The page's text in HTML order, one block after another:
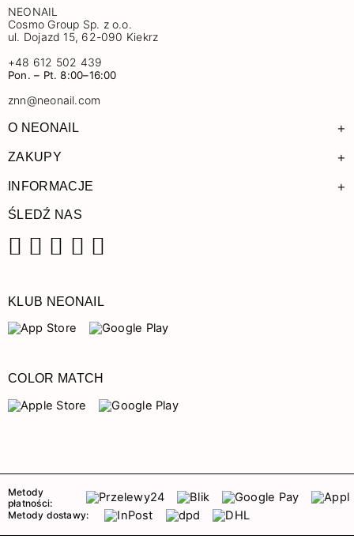
NEONAIL
Cosmo Group Sp. z o.o.
ul. Dojazd 15, 62-090 Kiekrz
+48 612 502 439
Pon. – Pt. 8:00–16:00
znn@neonail.com
O NEONAIL +
ZAKUPY +
INFORMACJE +
ŚLEDŹ NAS
KLUB NEONAIL
COLOR MATCH
Metody
płatności:
Metody dostawy: